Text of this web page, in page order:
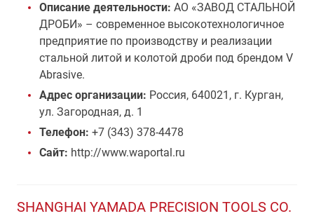
Описание деятельности: АО «ЗАВОД СТАЛЬНОЙ
ДРОБИ» – современное высокотехнологичное
предприятие по производству и реализации
стальной литой и колотой дроби под брендом V
Abrasive.
Адрес организации: Россия, 640021, г. Курган,
ул. Загородная, д. 1
Телефон: +7 (343) 378-4478
Сайт: http://www.waportal.ru
SHANGHAI YAMADA PRECISION TOOLS CO.